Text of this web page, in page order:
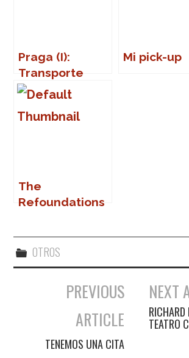
Praga (I):
Transporte
público
Mi pick-up
The
Refoundations
OTROS
Navegación de entradas
PREVIOUS
ARTICLE
TENEMOS UNA CITA
NEXT
TEATRO